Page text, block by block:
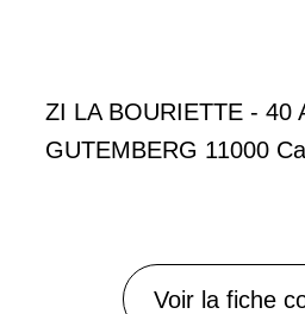
ZI LA BOURIETTE - 40
GUTEMBERG 11000
Voir la fiche